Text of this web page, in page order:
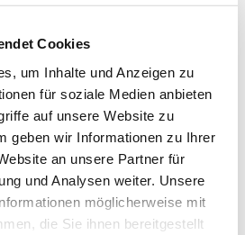
Cookies
um Inhalte und Anzeigen zu
für soziale Medien anbieten
auf unsere Website zu
geben wir Informationen zu Ihrer
an unsere Partner für
und Analysen weiter. Unsere
möglicherweise mit
die Sie ihnen bereitgestellt
und Labore